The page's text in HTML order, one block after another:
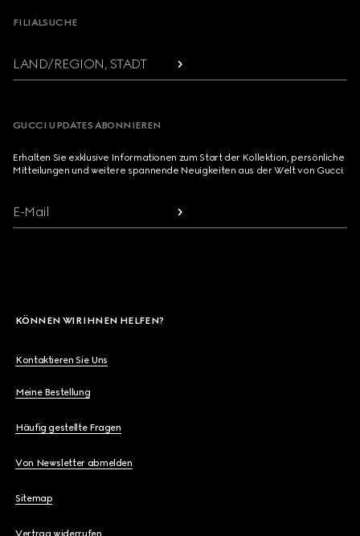
FILIALSUCHE
LAND/REGION, STADT
GUCCI UPDATES ABONNIEREN
Erhalten Sie exklusive Informationen zum Start der Kollektion, persönliche
Mitteilungen und weitere spannende Neuigkeiten aus der Welt von Gucci.
E-Mail
KÖNNEN WIR IHNEN HELFEN?
Kontaktieren Sie Uns
Meine Bestellung
Häufig gestellte Fragen
Von Newsletter abmelden
Sitemap
Vertrag widerrufen